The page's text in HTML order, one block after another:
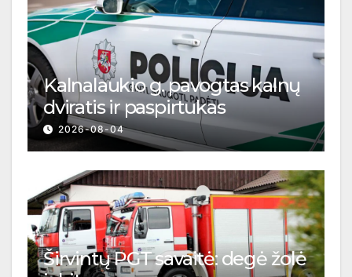
Kalnalaukio g. pavogtas kalnų
dviratis ir paspirtukas
2026-08-04
Širvintų PGT savaitė: degė žolė